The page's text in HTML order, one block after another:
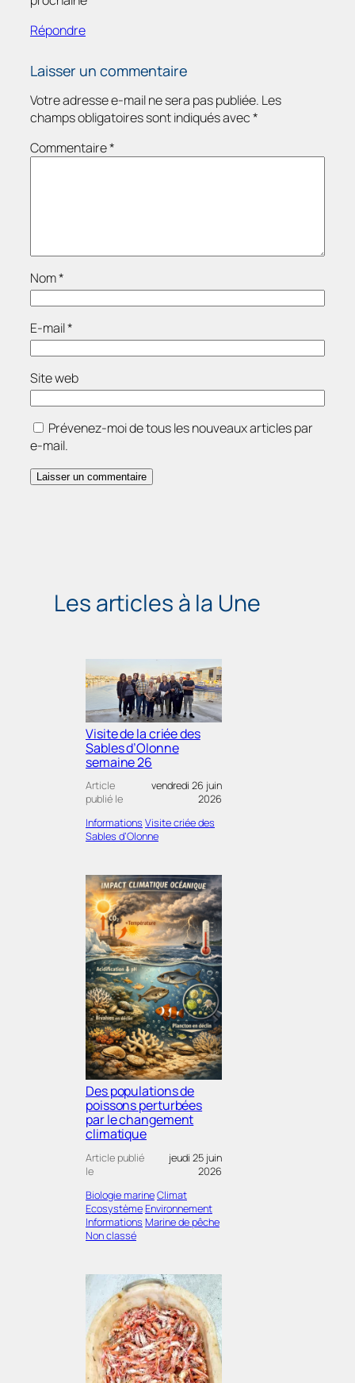
Répondre
Laisser un commentaire
Votre adresse e-mail ne sera pas publiée. Les
champs obligatoires sont indiqués avec*
Commentaire*
Nom*
E-mail*
Site web
Prévenez-moi de tous les nouveaux articles par
e-mail.
Les articles à la Une
Visite de la criée des
Sables d’Olonne
semaine 26
Article
publié le
vendredi 26 juin
2026
Informations Visite criée des
Sables d’Olonne
Des populations de
poissons perturbées
par le changement
climatique
Article publié
le
jeudi 25 juin
2026
Biologie marineClimat
EcosystèmeEnvironnement
Informations Marine de pêche
Non classé